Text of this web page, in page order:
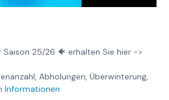
25/26 🐠 erhalten Sie hier ->
Abholungen, Überwinterung,
Informationen